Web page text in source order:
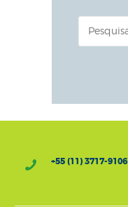
por:
+55 (11) 3717-9106